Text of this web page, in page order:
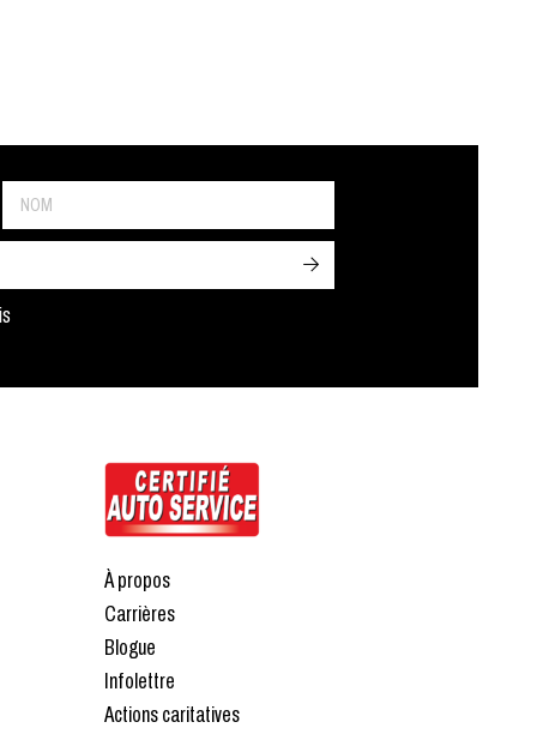
->
À propos
Carrières
Blogue
Infolettre
Actions caritatives